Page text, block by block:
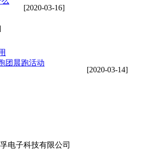
[2020-03-16]
[2020-03-14]
团晨跑活动
电子科技有限公司